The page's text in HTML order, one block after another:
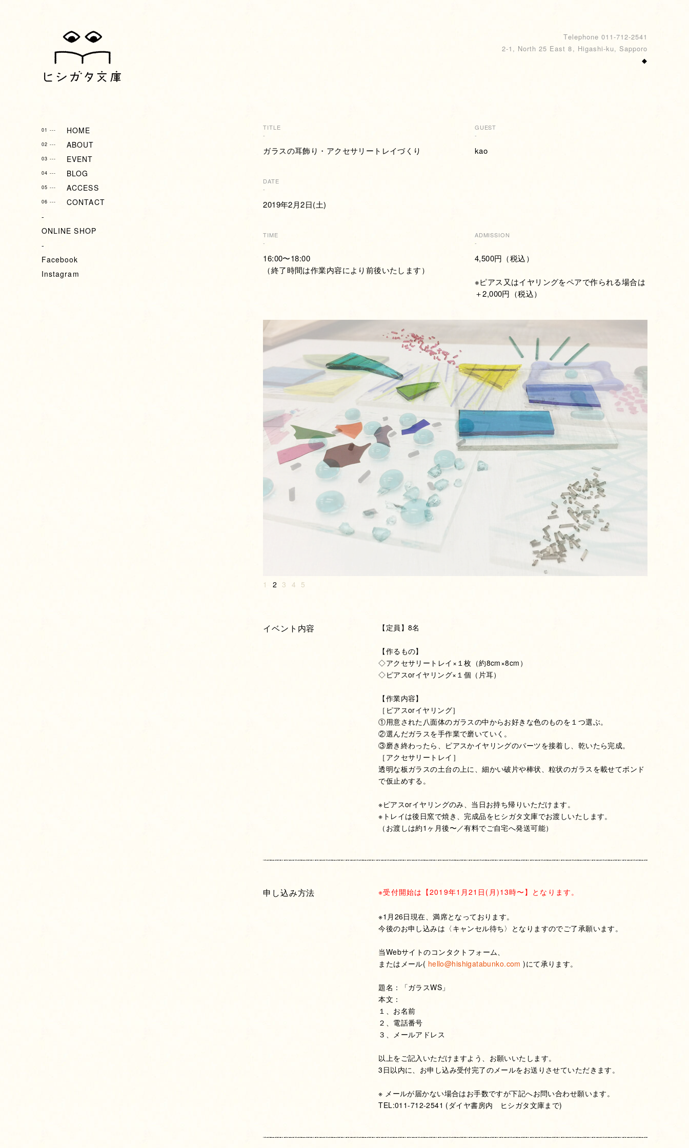
01 --- HOME
02 --- ABOUT
03 --- EVENT
04 --- BLOG
05 --- ACCESS
06 --- CONTACT
-
ONLINE SHOP
-
Facebook
Instagram
Telephone 011-712-2541
2-1, North 25 East 8, Higashi-ku, Sapporo
◆
TITLE
-
ガラスの耳飾り・アクセサリートレイづくり
GUEST
-
kao
DATE
-
2019年2月2日(土)
TIME
-
16:00〜18:00
（終了時間は作業内容により前後いたします）
ADMISSION
-
4,500円（税込）
※ピアス又はイヤリングをペアで作られる場合は
＋2,000円（税込）
1 2 3 4 5
イベント内容 【定員】8名
【作るもの】
◇アクセサリートレイ×１枚（約8cm×8cm）
◇ピアスorイヤリング×１個（片耳）
【作業内容】
［ピアスorイヤリング］
①用意された八面体のガラスの中からお好きな色のものを１つ選ぶ。
②選んだガラスを手作業で磨いていく。
③磨き終わったら、ピアスかイヤリングのパーツを接着し、乾いたら完成。
［アクセサリートレイ］
透明な板ガラスの土台の上に、細かい破片や棒状、粒状のガラスを載せてボンド
で仮止めする。
※ピアスorイヤリングのみ、当日お持ち帰りいただけます。
※トレイは後日窯で焼き、完成品をヒシガタ文庫でお渡しいたします。
（お渡しは約1ヶ月後〜／有料でご自宅へ発送可能）
申し込み方法 ※受付開始は【2019年1月21日(月)13時〜】となります。
※1月26日現在、満席となっております。
今後のお申し込みは〈キャンセル待ち〉となりますのでご了承願います。
当Webサイトのコンタクトフォーム、
またはメール( hello@hishigatabunko.com )にて承ります。
題名：「ガラスWS」
本文：
１、お名前
２、電話番号
３、メールアドレス
以上をご記入いただけますよう、お願いいたします。
3日以内に、お申し込み受付完了のメールをお送りさせていただきます。
※ メールが届かない場合はお手数ですが下記へお問い合わせ願います。
TEL:011-712-2541 (ダイヤ書房内 ヒシガタ文庫まで)